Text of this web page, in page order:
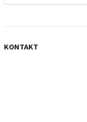
KONTAKT